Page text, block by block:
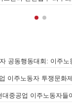
대중공업 이주노동자들